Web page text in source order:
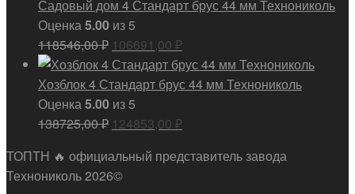
составляла
9000,00 ₽.
8500,00 ₽.
Садовый дом 4 Стандарт брус 44 мм Технониколь
Оценка5.00 из 5
118546,00₽ Первоначальная
цена
составляла
118546,00 ₽.
106691,00 ₽
цена:
106691,00 ₽.
Хозблок 4 Стандарт брус 44 мм Технониколь
Оценка5.00 из 5
138725,00₽ Первоначальная
составляла
138725,00 ₽.
124853,00 ₽
124853,00 ₽.
ТОПТН 🔥 официальный представитель завода
Технониколь 2026©